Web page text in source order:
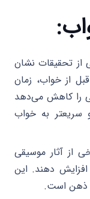
از تحقیقات نشان
از خواب، زمان
را کاهش می‌دهد
به خواب
از آثار موسیقی
دهند. این
ذهن است.